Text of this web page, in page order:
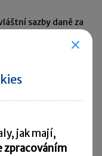
sazby daně za
jak mají,
zpracováním